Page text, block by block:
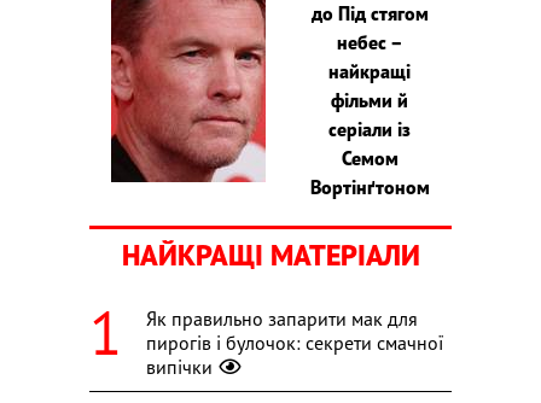
до Під стягом
небес –
найкращі
фільми й
серіали із
Семом
Вортінґтоном
НАЙКРАЩІ МАТЕРІАЛИ
Як правильно запарити мак для
пирогів і булочок: секрети смачної
випічки